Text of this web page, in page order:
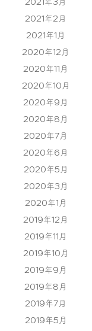
2021年2月
2021年1月
2020年12月
2020年11月
2020年10月
2020年9月
2020年8月
2020年7月
2020年6月
2020年5月
2020年3月
2020年1月
2019年12月
2019年11月
2019年10月
2019年9月
2019年8月
2019年7月
2019年5月